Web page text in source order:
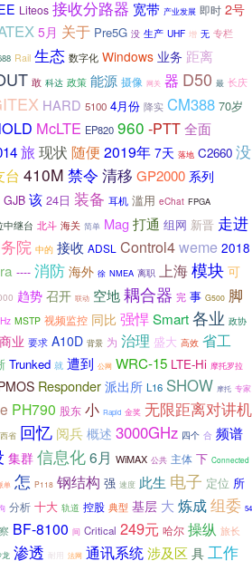
Liteos 接收分路器 宽带 产业发展 即时 2号
5月 关于 Pre5G 没 生产 UHF 增 无 专栏
Rail 生态 数字化 Windows 业务 距离
敢 科达 政策 能源 摄像 网关 器 D50 最 长庆
HARD 5100 4月份 降实 CM388 70岁
McLTE EP820 960 -PTT全面
旅 现状 随便 2019年 7天 落地 C2660 没
台 410M 禁令 清移 GP2000 系列
GJB 该 24日 装备 耳机 滥用 eChat FPGA
中继台 北斗 海关 简单 Mag 打通 组网 新晋 走进
院 中的 接收 ADSL Control4weme 2018
---- 消防 海外 徐 NMEA 离职 上海模块可
趋势 召开 联动 空地耦合器 完 事 G500 脚
MSTP 视频监控 同比 强悍Smart各业 政协
商业 要求 A10D 背景 为 治理 盛大 高效 省工
Trunked 就 遭到 公网 WRC-15 LTE-Hi 摩托罗拉
Responder 派出所 L16 SHOW 摩托 专家
PH790 股东 小 Rapid 金奖 无限距离对讲机
省 回忆 阅兵 概述 3000GHz 四个 合 频谱
集群 信息化6月 WiMAX 公共 主体 下 Connected
单 怎 P118 钢结构 强 速度 此生 电子 定位 所
分析 十大 轨道 控股 典型 基层 大 炼成组委 54
BF-8100 间 Critical 249元 哈尔 操纵 旅长
渗透 耐用 法网 通讯系统涉及区 具 工作